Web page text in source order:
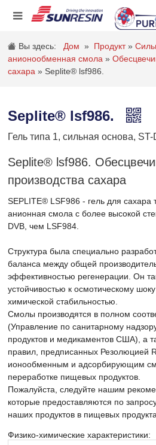
КОМПАНИЯ
ПРОМЫШЛЕННОСТЬ
АКЦИИ
НОВОСТИ
КАРЬЕРА
Вы здесь: Дом » Продукт»
анионообменная смола»
сахара» Seplite® lsf986.
Seplite® lsf986.
Гель типа 1, сильная основа,
Seplite® lsf986.
производства сахара
SEPLITE® LSF986 - гель для сахара
анионная смола с более высокой
DVB, чем LSF984.
Структура была специально
баланса между общей
эффективностью регенерации. Он
устойчивостью к осмотическому
химической стабильностью.
Смолы производятся в полном
(Управление по санитарному
продуктов и медикаментов США), а
правил, предписанных Резолюцией
ионообменным и адсорбирующим
переработке пищевых продуктов.
Пожалуйста, следуйте нашим
которые предоставляются по
наших продуктов в пищевых
Физико-химические характеристики: